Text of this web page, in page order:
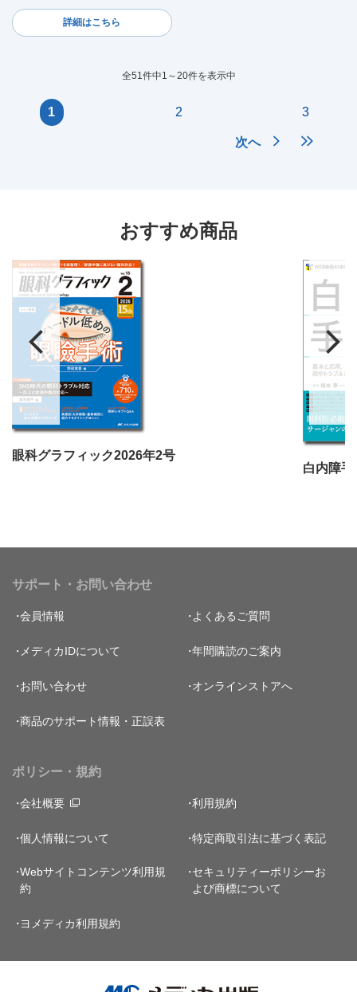
詳細はこちら
全51件中1～20件を表示中
1 2 3
次へ
おすすめ商品
眼科グラフィック2026年2号
白内障手
サポート・お問い合わせ
会員情報 よくあるご質問
メディカIDについて 年間購読のご案内
お問い合わせ オンラインストアへ
商品のサポート情報・正誤表
ポリシー・規約
会社概要 利用規約
個人情報について 特定商取引法に基づく表記
Webサイトコンテンツ利用規
約
セキュリティーポリシーお
よび商標について
ヨメディカ利用規約